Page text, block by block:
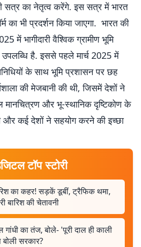
सत्र का नेतृत्व करेंगे. इस सत्र में भारत
का भी प्रदर्शन किया जाएगा. भारत की
में भागीदारी वैश्विक ग्रामीण भूमि
है. इससे पहले मार्च 2025 में
के साथ भूमि प्रशासन पर छह
की मेजबानी की थी, जिसमें देशों ने
मानचित्रण और भू-स्थानिक दृष्टिकोण के
और कई देशों ने सहयोग करने की इच्छा
टॉप स्टोरी
का कहर! सड़कें डूबीं, ट्रैफिक थमा,
बारिश की चेतावनी
गांधी का तंज, बोले- 'पूरी दाल ही काली
सरकार?